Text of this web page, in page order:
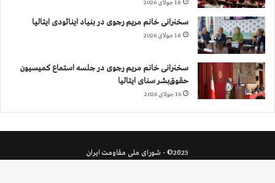
18 جولای 2026
سخنرانی خانم مریم رجوی در بنیاد اینائودی ایتالیا
18 جولای 2026
سخنرانی خانم مریم رجوی در جلسه استماع کمیسیون
حقوق‌بشر سنای ایتالیا
16 جولای 2026
2025© - شورای ملی مقاومت ایران